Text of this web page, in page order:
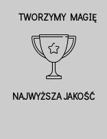
TWORZYMY MAGIĘ
NAJWYŻSZA JAKOŚĆ